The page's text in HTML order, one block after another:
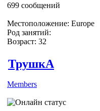
699 сообщений
Местоположение: Europe
Род занятий:
Возраст: 32
ТрушкА
Members